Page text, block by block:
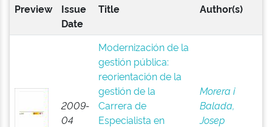
Preview
Issue
Date
Title Author(s)
2009-
04
Modernización de la
gestión pública:
reorientación de la
gestión de la
Carrera de
Especialista en
Morera i
Balada,
Josep